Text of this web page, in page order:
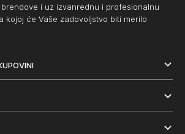
i uz izvanrednu i profesionalnu
kojoj će Vaše zadovoljstvo biti merilo